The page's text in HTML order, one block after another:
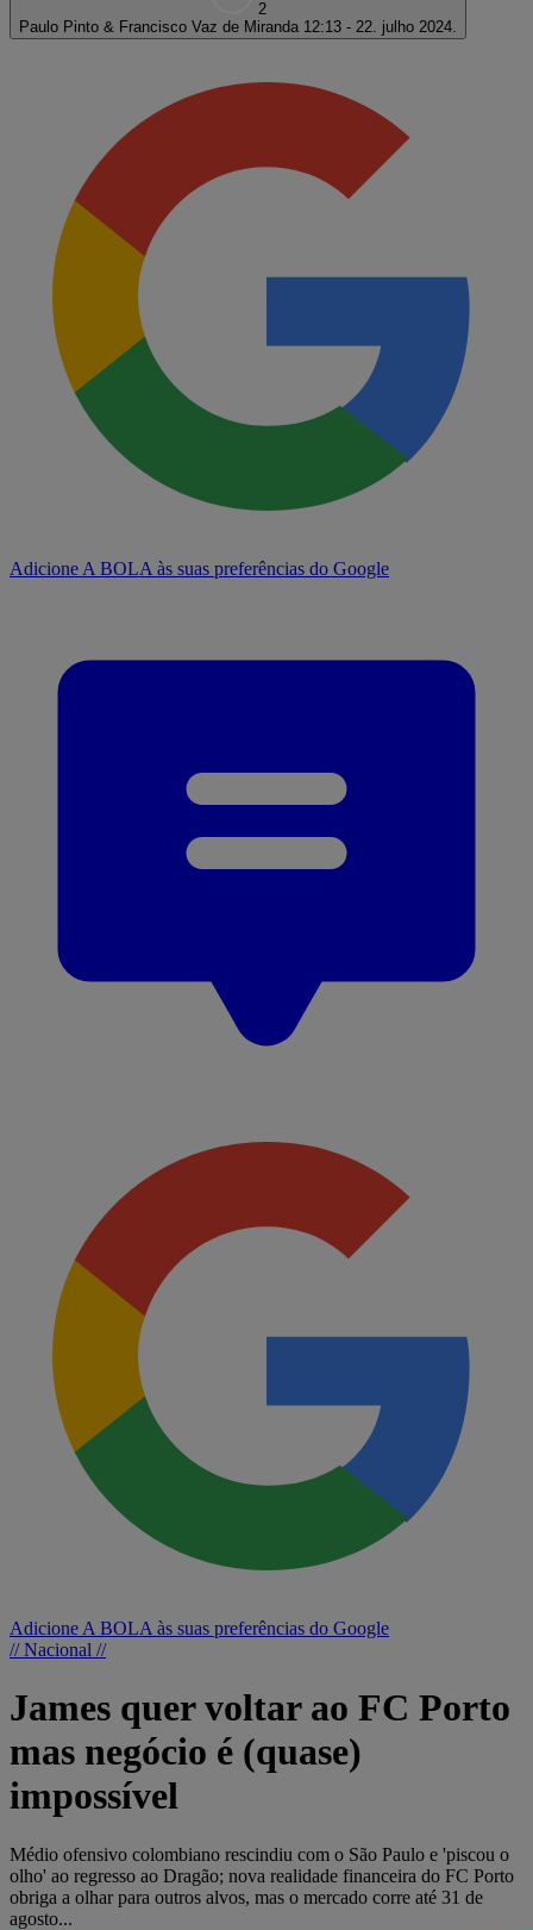
2
Paulo Pinto & Francisco Vaz de Miranda 12:13 - 22. julho 2024.
Adicione A BOLA às suas preferências do Google
Adicione A BOLA às suas preferências do Google
// Nacional //
James quer voltar ao FC Porto
mas negócio é (quase)
impossível
Médio ofensivo colombiano rescindiu com o São Paulo e 'piscou o
olho' ao regresso ao Dragão; nova realidade financeira do FC Porto
obriga a olhar para outros alvos, mas o mercado corre até 31 de
agosto...